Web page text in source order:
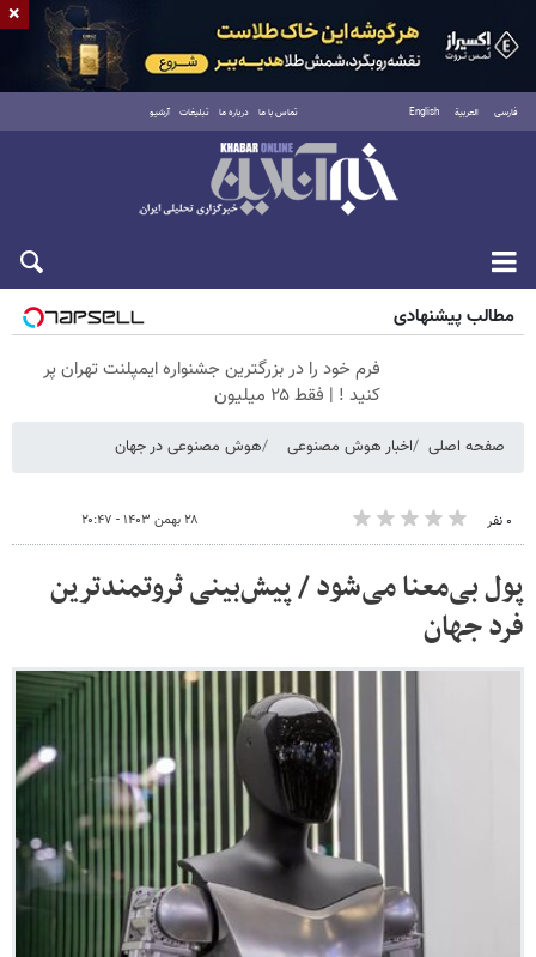
فارسی العربية English تماس با ما درباره ما تبلیغات آرشیو
جمعه ۱۶ مرداد ۱۴۰۵
مطالب پیشنهادی
فرم خود را در بزرگترین جشنواره ایمپلنت تهران پر
کنید ! | فقط ۲۵ میلیون
صفحه اصلی اخبار هوش مصنوعی هوش مصنوعی در جهان
۰ نفر ۲۸ بهمن ۱۴۰۳ - ۲۰:۴۷
پول بی‌معنا می‌شود / پیش‌بینی ثروتمندترین
فرد جهان
×